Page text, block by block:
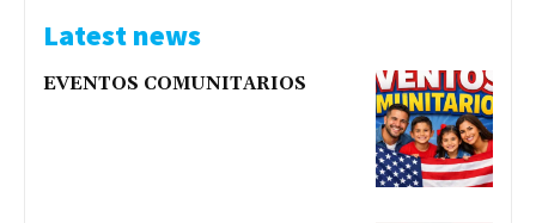
Latest news
EVENTOS COMUNITARIOS